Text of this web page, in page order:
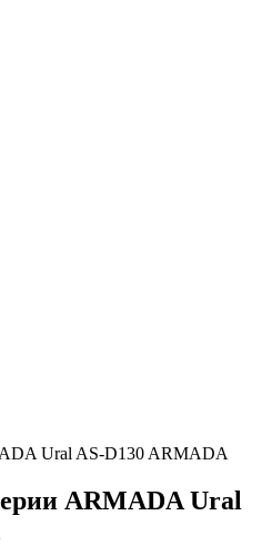
Ural AS-D130 ARMADA
ARMADA Ural